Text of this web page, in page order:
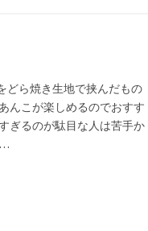
どら焼き生地で挟んだもの
んこが楽しめるのでおすす
ぎるのが駄目な人は苦手か
…